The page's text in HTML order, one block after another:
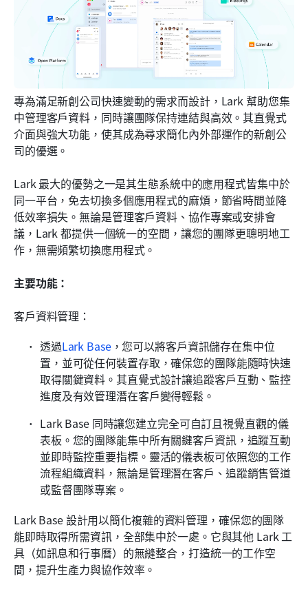
專為滿足新創公司快速變動的需求而設計，Lark 幫助您集
中管理客戶資料，同時讓團隊保持連結與高效。其直覺式
介面與強大功能，使其成為尋求簡化內外部運作的新創公
司的優選。
Lark 最大的優勢之一是其生態系統中的應用程式皆集中於
同一平台，免去切換多個應用程式的麻煩，節省時間並降
低效率損失。無論是管理客戶資料、協作專案或安排會
議，Lark 都提供一個統一的空間，讓您的團隊更聰明地工
作，無需頻繁切換應用程式。
主要功能：
客戶資料管理：
透過Lark Base，您可以將客戶資訊儲存在集中位
置，並可從任何裝置存取，確保您的團隊能隨時快速
取得關鍵資料。其直覺式設計讓追蹤客戶互動、監控
進度及有效管理潛在客戶變得輕鬆。
Lark Base 同時讓您建立完全可自訂且視覺直觀的儀
表板。您的團隊能集中所有關鍵客戶資訊，追蹤互動
並即時監控重要指標。靈活的儀表板可依照您的工作
流程組織資料，無論是管理潛在客戶、追蹤銷售管道
或監督團隊專案。
Lark Base 設計用以簡化複雜的資料管理，確保您的團隊
能即時取得所需資訊，全部集中於一處。它與其他 Lark 工
具（如訊息和行事曆）的無縫整合，打造統一的工作空
間，提升生產力與協作效率。